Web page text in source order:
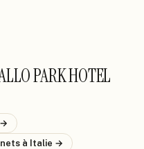
PARK HOTEL
→
à Italie →